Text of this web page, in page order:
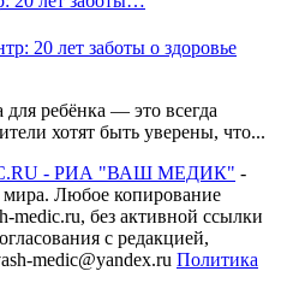
ребёнка — это всегда
хотят быть уверены, что...
- РИА "ВАШ МЕДИК" -
Любое копирование
medic.ru, без активной ссылки
с редакцией,
medic@yandex.ru Политика